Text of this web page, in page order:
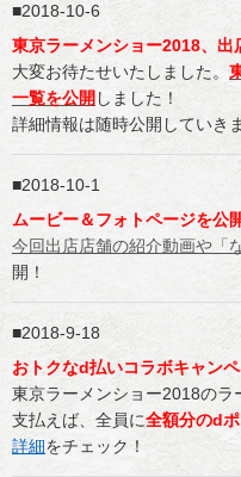
2018-10-6
東京ラーメンショー2018、出
大変お待たせいたしました。
一覧を公開 しました！
詳細情報は随時公開していき
2018-10-1
ムービー＆フォトページを公
今回出店店舗の紹介動画や「
開！
2018-9-18
おトクなd払いコラボキャン
東京ラーメンショー2018の
支払えば、全員に全額分のd
詳細をチェック！